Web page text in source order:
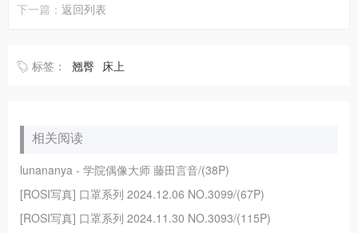
下一篇： 返回列表
标签： 翘臀 床上
相关阅读
lunananya - 学院偶像大师 藤田言音/(38P)
[ROSI写真] 口罩系列 2024.12.06 NO.3099/(67P)
[ROSI写真] 口罩系列 2024.11.30 NO.3093/(115P)